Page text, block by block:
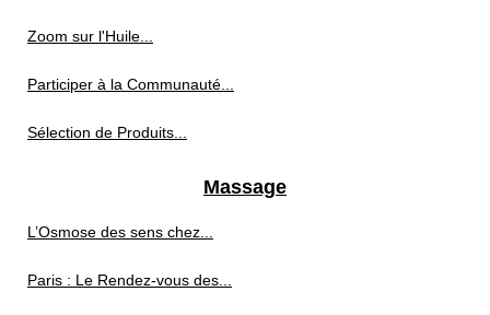
Zoom sur l'Huile...
Participer à la Communauté...
Sélection de Produits...
Massage
L’Osmose des sens chez...
Paris : Le Rendez-vous des...